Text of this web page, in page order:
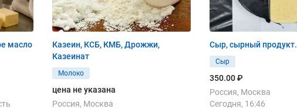
масло
Казеин, КСБ, КМБ, Дрожжи,
Казеинат
Молоко
цена не указана
Россия, Москва
Сыр, сырный продукт.
Сыр
350.00 ₽
Россия, Москва
Сегодня, 16:46